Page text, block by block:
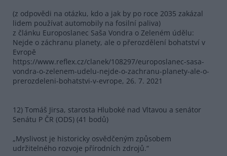
(z odpovědi na otázku, kdo a jak by po roce 2035 zakázal
lidem používat automobily na fosilní paliva)
z článku Europoslanec Saša Vondra o Zeleném údělu:
Nejde o záchranu planety, ale o přerozdělení bohatství v
Evropě
https://www.reflex.cz/clanek/108297/europoslanec-sasa-
vondra-o-zelenem-udelu-nejde-o-zachranu-planety-ale-o-
prerozdeleni-bohatstvi-v-evrope, 26. 7. 2021
12) Tomáš Jirsa, starosta Hluboké nad Vltavou a senátor
Senátu P ČR (ODS) (41 bodů)
„Myslivost je historicky osvědčeným způsobem
udržitelného rozvoje přírodních zdrojů.“